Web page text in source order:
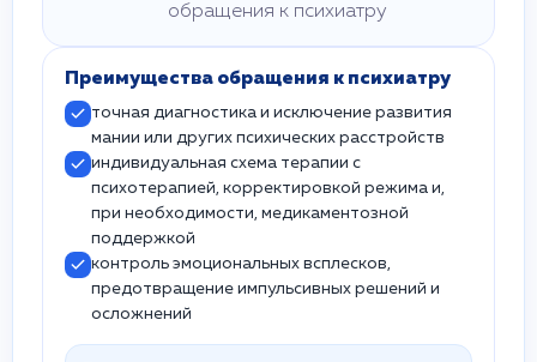
обращения к психиатру
Преимущества обращения к психиатру
точная диагностика и исключение развития
мании или других психических расстройств
индивидуальная схема терапии с
психотерапией, корректировкой режима и,
при необходимости, медикаментозной
поддержкой
контроль эмоциональных всплесков,
предотвращение импульсивных решений и
осложнений